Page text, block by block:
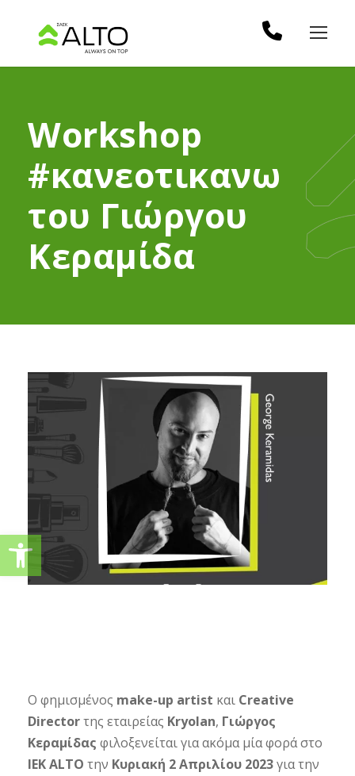
Workshop
#κανεοτικανω
του Γιώργου
Κεραμίδα
Ο φημισμένος make-up artist και Creative
Directorτης εταιρείας Kryolan, Γιώργος
Κεραμίδας φιλοξενείται για ακόμα μία φορά στο
ΙΕΚ ALTO την Κυριακή 2 Απριλίου 2023για την
Ανοίξτε τη γραμμή